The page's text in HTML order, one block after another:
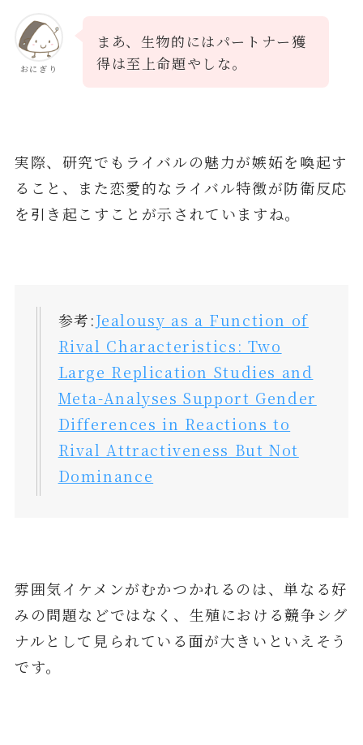
おにぎり
まあ、生物的にはパートナー獲
得は至上命題やしな。
実際、研究でもライバルの魅力が嫉妬を喚起す
ること、また恋愛的なライバル特徴が防衛反応
を引き起こすことが示されていますね。
参考:Jealousy as a Function of
Rival Characteristics: Two
Large Replication Studies and
Meta-Analyses Support Gender
Differences in Reactions to
Rival Attractiveness But Not
Dominance
雰囲気イケメンがむかつかれるのは、単なる好
みの問題などではなく、生殖における競争シグ
ナルとして見られている面が大きいといえそう
です。